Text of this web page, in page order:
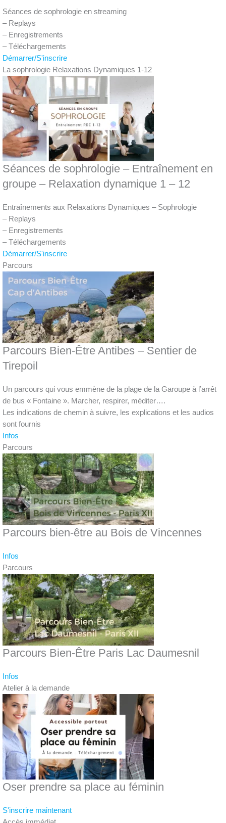
Séances de sophrologie en streaming
– Replays
– Enregistrements
– Téléchargements
Démarrer/S'inscrire
La sophrologie Relaxations Dynamiques 1-12
Séances de sophrologie – Entraînement en
groupe – Relaxation dynamique 1 – 12
Entraînements aux Relaxations Dynamiques – Sophrologie
– Replays
– Enregistrements
– Téléchargements
Démarrer/S'inscrire
Parcours
Parcours Bien-Être Antibes – Sentier de
Tirepoil
Un parcours qui vous emmène de la plage de la Garoupe à l’arrêt
de bus « Fontaine ». Marcher, respirer, méditer….
Les indications de chemin à suivre, les explications et les audios
sont fournis
Infos
Parcours
Parcours bien-être au Bois de Vincennes
Infos
Parcours
Parcours Bien-Être Paris Lac Daumesnil
Infos
Atelier à la demande
Oser prendre sa place au féminin
S'inscrire maintenant